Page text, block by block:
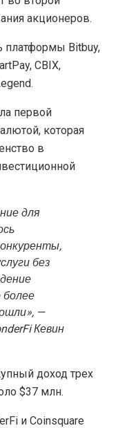
акционеров.
платформы Bitbuy,
CBIX,
первой
которая
в
для
без
более
—
Кевин
доход трех
$37 млн.
и Coinsquare